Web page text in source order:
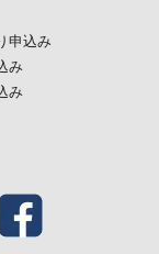
申込み
み
み